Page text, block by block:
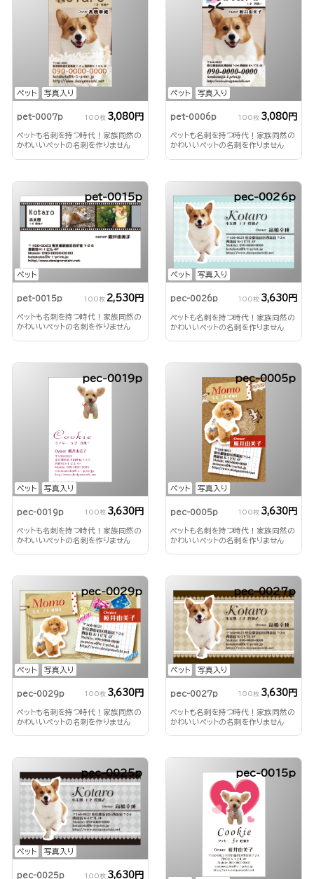
ペット 写真入り
pet-0007p 100枚 3,080円
ペットも名刺を持つ時代！家族同然の
かわいいペットの名刺を作りません
ペット 写真入り
pet-0006p 100枚 3,080円
ペットも名刺を持つ時代！家族同然の
かわいいペットの名刺を作りません
ペット
pet-0015p
pet-0015p 100枚 2,530円
ペットも名刺を持つ時代！家族同然の
かわいいペットの名刺を作りません
ペット 写真入り
pec-0026p
pec-0026p 100枚 3,630円
ペットも名刺を持つ時代！家族同然の
かわいいペットの名刺を作りません
ペット 写真入り
pec-0019p
pec-0019p 100枚 3,630円
ペットも名刺を持つ時代！家族同然の
かわいいペットの名刺を作りません
ペット 写真入り
pec-0005p
pec-0005p 100枚 3,630円
ペットも名刺を持つ時代！家族同然の
かわいいペットの名刺を作りません
ペット 写真入り
pec-0029p
pec-0029p 100枚 3,630円
ペットも名刺を持つ時代！家族同然の
かわいいペットの名刺を作りません
ペット 写真入り
pec-0027p
pec-0027p 100枚 3,630円
ペットも名刺を持つ時代！家族同然の
かわいいペットの名刺を作りません
ペット 写真入り
pec-0025p
pec-0025p 100枚 3,630円
pec-0015p